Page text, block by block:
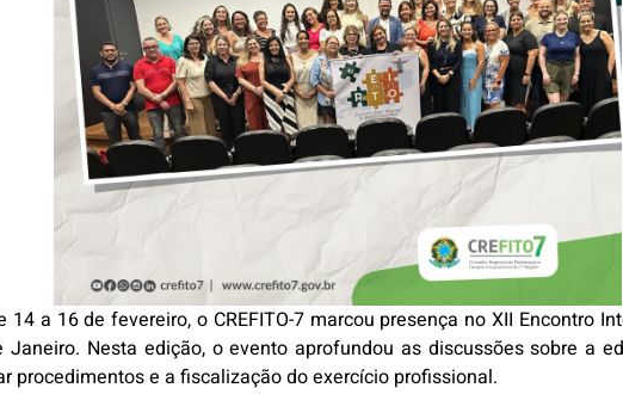
a 16 de fevereiro, o CREFITO-7 marcou presença no XII Encontro
Janeiro. Nesta edição, o evento aprofundou as discussões sobre a
procedimentos e a fiscalização do exercício profissional.